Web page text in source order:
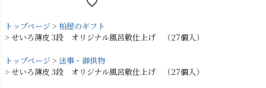
トップページ
柏屋のギフト
せいろ薄皮 3段 オリジナル風呂敷仕上げ （27個入）
トップページ
法事・御供物
せいろ薄皮 3段 オリジナル風呂敷仕上げ （27個入）